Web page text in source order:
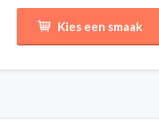
Kies een smaak